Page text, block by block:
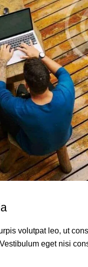
volutpat leo, ut
eget nisi